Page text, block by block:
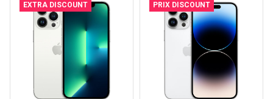
EXTRA DISCOUNT PRIX DISCOUNT